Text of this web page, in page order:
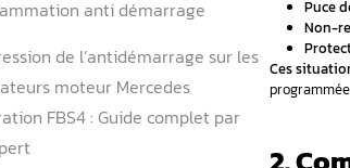
Qu’est-ce qu’une clé électronique ?
Comment refaire une clé de voiture
électronique ?